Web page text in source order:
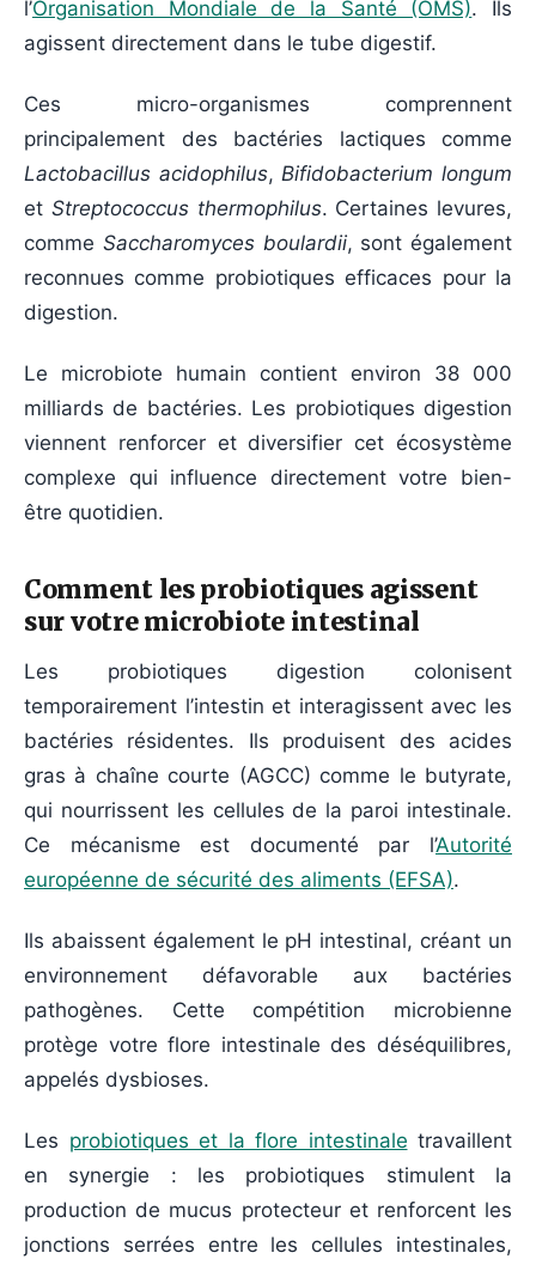
l’Organisation Mondiale de la Santé (OMS). Ils
agissent directement dans le tube digestif.
Ces micro-organismes comprennent
principalement des bactéries lactiques comme
Lactobacillus acidophilus, Bifidobacterium longum
et Streptococcus thermophilus. Certaines levures,
comme Saccharomyces boulardii, sont également
reconnues comme probiotiques efficaces pour la
digestion.
Le microbiote humain contient environ 38 000
milliards de bactéries. Les probiotiques digestion
viennent renforcer et diversifier cet écosystème
complexe qui influence directement votre bien-
être quotidien.
Comment les probiotiques agissent
sur votre microbiote intestinal
Les probiotiques digestion colonisent
temporairement l’intestin et interagissent avec les
bactéries résidentes. Ils produisent des acides
gras à chaîne courte (AGCC) comme le butyrate,
qui nourrissent les cellules de la paroi intestinale.
Ce mécanisme est documenté par l’Autorité
européenne de sécurité des aliments (EFSA).
Ils abaissent également le pH intestinal, créant un
environnement défavorable aux bactéries
pathogènes. Cette compétition microbienne
protège votre flore intestinale des déséquilibres,
appelés dysbioses.
Les probiotiques et la flore intestinale travaillent
en synergie : les probiotiques stimulent la
production de mucus protecteur et renforcent les
jonctions serrées entre les cellules intestinales,